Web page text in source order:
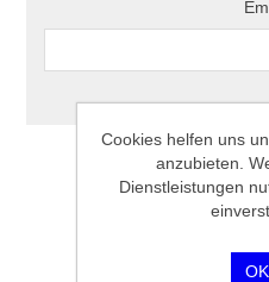
Cookies helfen uns
anzubieten.
Dienstleistungen
OK